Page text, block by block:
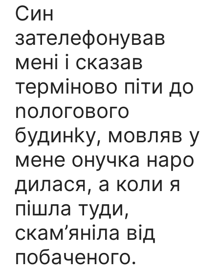
Син
зателефонував
мені і сказав
терміново піти до
nологового
будинkу, мовляв у
мене онучка наро
дилася, а коли я
пішла туди,
скам’яніла від
побаченого.